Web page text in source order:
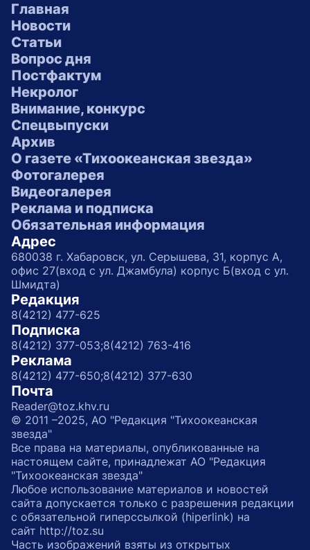
Главная
Новости
Статьи
Вопрос дня
Постфактум
Некролог
Внимание, конкурс
Спецвыпуски
Архив
О газете «Тихоокеанская звезда»
Фотогалерея
Видеогалерея
Реклама и подписка
Обязательная информация
Адрес
680038 г. Хабаровск, ул. Серышева, 31, корпус А,
офис 27(вход с ул. Джамбула) корпус Б(вход с ул.
Шмидта)
Редакция
8(4212) 477-625
Подписка
8(4212) 377-053;8(4212) 763-416
Реклама
8(4212) 477-650;8(4212) 377-630
Почта
Reader@toz.khv.ru
© 2011 –2025, АО "Редакция "Тихоокеанская
звезда"
Все права на материалы, опубликованные на
настоящем сайте, принадлежат АО "Редакция
"Тихоокеанская звезда"
Любое использование материалов и новостей
сайта допускается только с разрешения редакции
с обязательной гиперссылкой (hiperlink) на
сайт http://toz.su
Часть изображений взяты из открытых